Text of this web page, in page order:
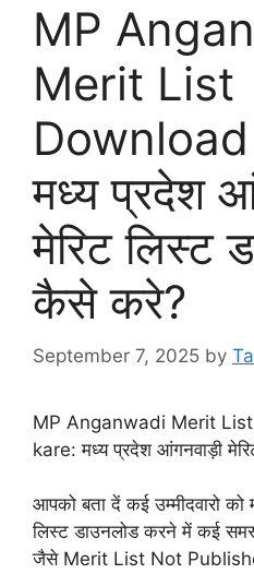
MP
Merit List
मध्य प्रदेश
मेरिट लिस्ट
कैसे करे?
September 7, 2025 by
MP Anganwadi Merit
kare: मध्य प्रदेश आंगनवाड़ी
आपको बता दें कई उम्मीदवारो
लिस्ट डाउनलोड करने में कई
जैसे Merit List Not